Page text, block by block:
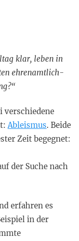
klar, leben in
ehrenamtlich-
verschiedene
Ableismus. Beide
Zeit begegnet:
der Suche nach
erfahren es
in der